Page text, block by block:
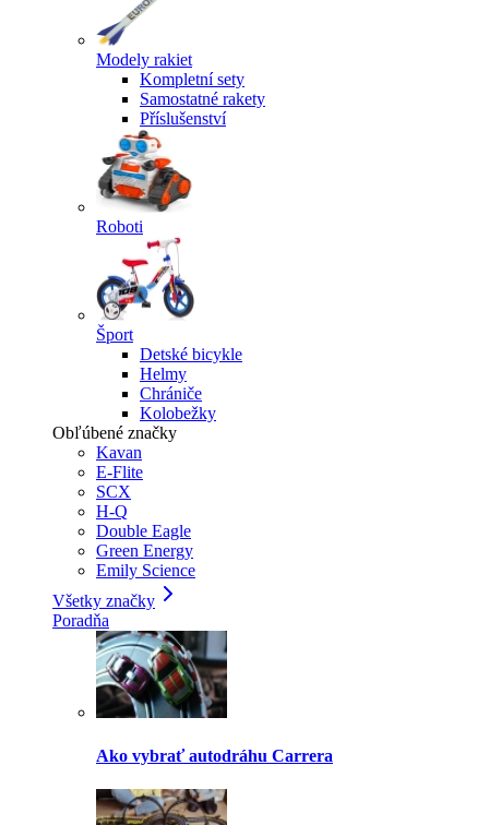
Modely rakiet
Kompletní sety
Samostatné rakety
Příslušenství
Roboti
Šport
Detské bicykle
Helmy
Chrániče
Kolobežky
Obľúbené značky
Kavan
E-Flite
SCX
H-Q
Double Eagle
Green Energy
Emily Science
Všetky značky
Poradňa
Ako vybrať autodráhu Carrera